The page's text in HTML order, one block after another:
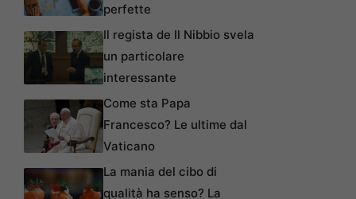
perfette
Il regista de Il Nibbio svela
un particolare
interessante
Come sta Papa
Francesco? Le ultime dal
Vaticano
La mania del cibo di
qualità ha senso? La